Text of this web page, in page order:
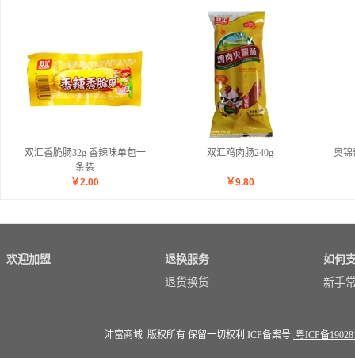
双汇香脆肠32g 香辣味单包一
条装
￥2.00
双汇鸡肉肠240g
￥9.80
奥锦
欢迎加盟
退换服务
退货换货
如何
新手
沛富商城 版权所有 保留一切权利 ICP备案号: 粤ICP备